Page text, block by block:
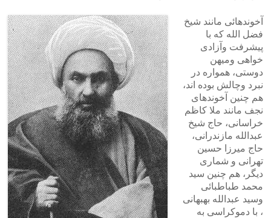
آخوندهائی مانند شیخ
فضل الله که با
پیشرفت وآزادی
خواهی ومیهن
دوستی، همواره در
نبرد وچالش بوده اند،
هم چنین آخوندهای
نجف مانند ملا کاظم
خراسانی، حاج شیخ
عبدالله مازندرانی،
حاج میرزا حسین
تهرانی و شماری
دیگر، هم چنین سید
محمد طباطبائی
وسید عبدالله بهبهانی
، با دموکراسی به